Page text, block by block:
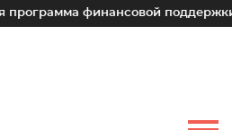
финансовой поддержки для